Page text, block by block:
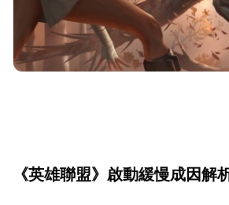
《英雄聯盟》啟動緩慢成因解